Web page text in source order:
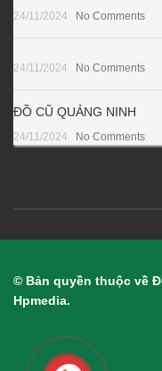
24/11/2024 No Comments
24/11/2024 No Comments
ĐỒ CŨ QUẢNG NINH
24/11/2024 No Comments
© Bản quyền thuộc về
Hpmedia.